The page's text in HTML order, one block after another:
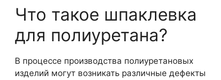
Что такое шпаклевка
для полиуретана?
В процессе производства полиуретановых
изделий могут возникать различные дефекты